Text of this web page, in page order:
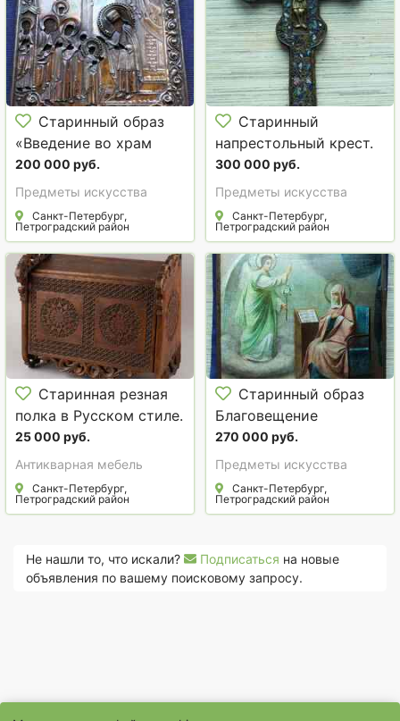
Старинный образ
«Введение во храм
Пресвятой
Богородицы» в
чеканном серебряном
окладе. Москва, 1962 г
200 000 руб.
Предметы искусства
Санкт-Петербург,
Петроградский район
Старинный
напрестольный крест.
Мастерские
Строгановых (?).
Русский Север,
Сольвычегодск, XVII
век.
300 000 руб.
Предметы искусства
Санкт-Петербург,
Петроградский район
Старинная резная
полка в Русском стиле.
Богородская артель.
Российская Империя,
начало 1900-х гг.
25 000 руб.
Антикварная мебель
Санкт-Петербург,
Петроградский район
Старинный образ
Благовещение
Пресвятой
Богородицы
академического
письма. Российская
270 000 руб.
Предметы искусства
Санкт-Петербург,
Петроградский район
Не нашли то, что искали? Подписаться на новые
объявления по вашему поисковому запросу.